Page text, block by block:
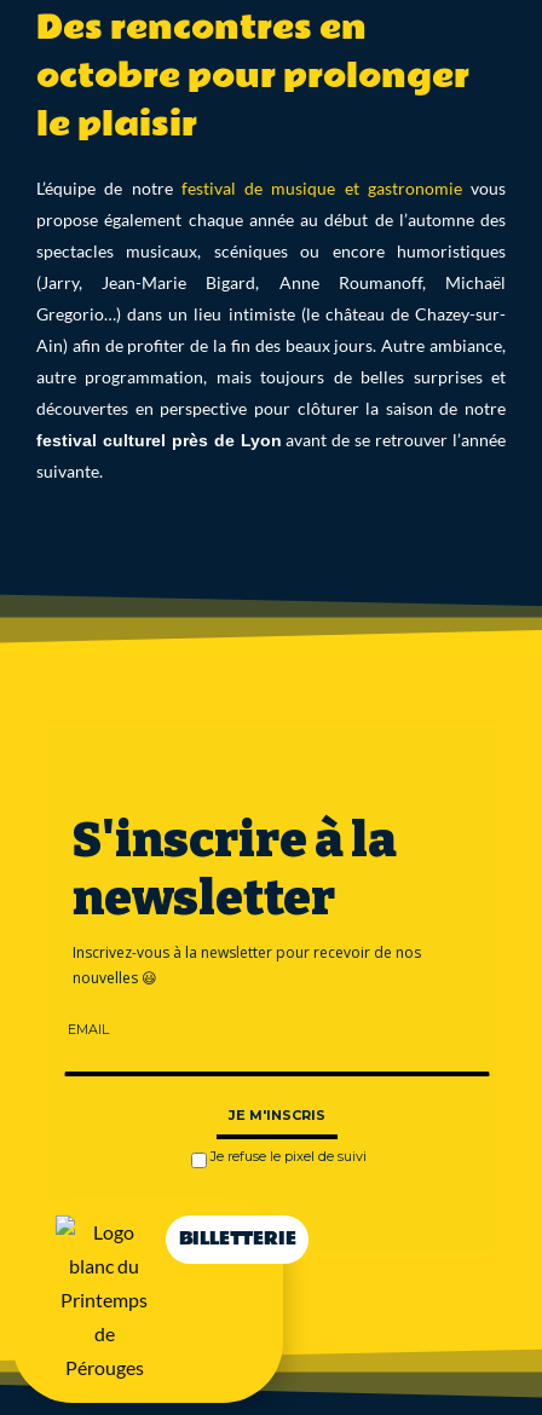
BILLETTERIE
Des rencontres en
octobre pour prolonger
le plaisir
L’équipe de notre festival de musique et gastronomievous
propose également chaque année au début de l’automne des
spectacles musicaux, scéniques ou encore humoristiques
(Jarry, Jean-Marie Bigard, Anne Roumanoff, Michaël
Gregorio…) dans un lieu intimiste (le château de Chazey-sur-
Ain) afin de profiter de la fin des beaux jours. Autre ambiance,
autre programmation, mais toujours de belles surprises et
découvertes en perspective pour clôturer la saison de notre
festival culturel près de Lyon avant de se retrouver l’année
suivante.